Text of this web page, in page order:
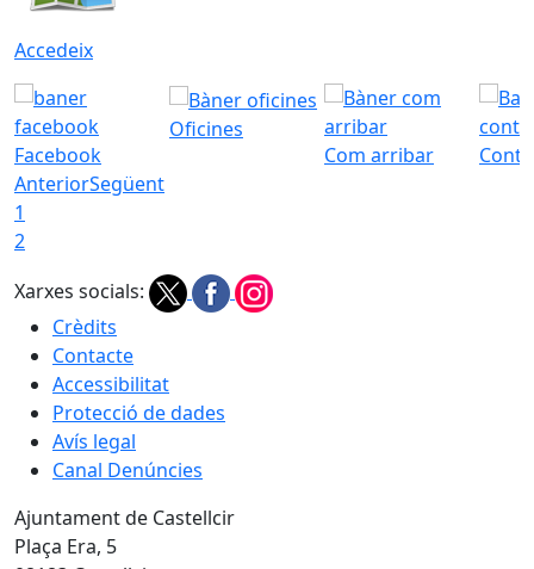
Accedeix
Facebook
Oficines
Com arribar
AnteriorSegüent
1
2
Xarxes socials:
Crèdits
Contacte
Accessibilitat
Protecció de dades
Avís legal
Canal Denúncies
Ajuntament de Castellcir
Plaça Era, 5